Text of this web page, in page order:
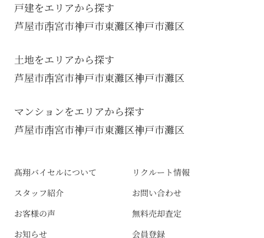
戸建をエリアから探す
芦屋市西宮市神戸市東灘区神戸市灘区
土地をエリアから探す
芦屋市西宮市神戸市東灘区神戸市灘区
マンションをエリアから探す
芦屋市西宮市神戸市東灘区神戸市灘区
髙翔バイセルについて
リクルート情報
スタッフ紹介
お問い合わせ
お客様の声
無料売却査定
お知らせ
会員登録